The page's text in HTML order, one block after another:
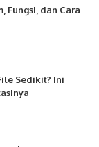
Fungsi, dan Cara
Sedikit? Ini